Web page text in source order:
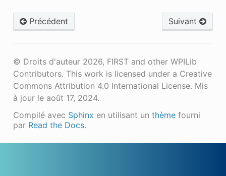
Précédent Suivant
© Droits d'auteur 2026, FIRST and other WPILib
Contributors. This work is licensed under a Creative
Commons Attribution 4.0 International License. Mis
à jour le août 17, 2024.
Compilé avec Sphinx en utilisant un thèmefourni
par Read the Docs.